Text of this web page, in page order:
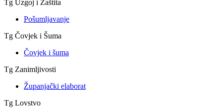
Tg Uzgoj i Zaštita
Pošumljavanje
Tg Čovjek i Šuma
Čovjek i šuma
Tg Zanimljivosti
Županjački elaborat
Tg Lovstvo